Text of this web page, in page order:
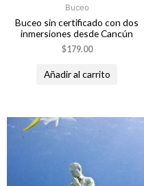
Buceo
Buceo sin certificado con dos
inmersiones desde Cancún
$179.00
Añadir al carrito